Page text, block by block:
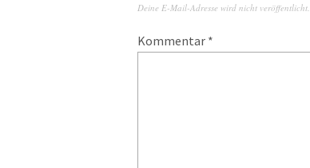
Deine E-Mail-Adresse wird nicht veröffentlicht.
Kommentar *